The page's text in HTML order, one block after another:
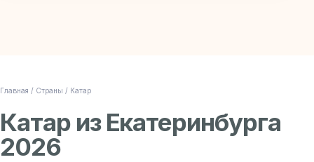
Главная / Страны / Катар
Катар из Екатеринбурга
2026